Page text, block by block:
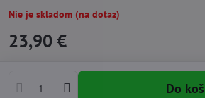
Nie je skladom (na dotaz)
23,90 €
Do